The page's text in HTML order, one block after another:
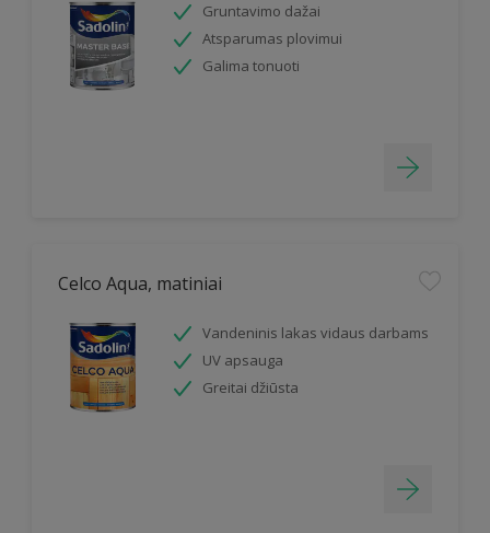
Gruntavimo dažai
Atsparumas plovimui
Galima tonuoti
Celco Aqua, matiniai
Vandeninis lakas vidaus darbams
UV apsauga
Greitai džiūsta